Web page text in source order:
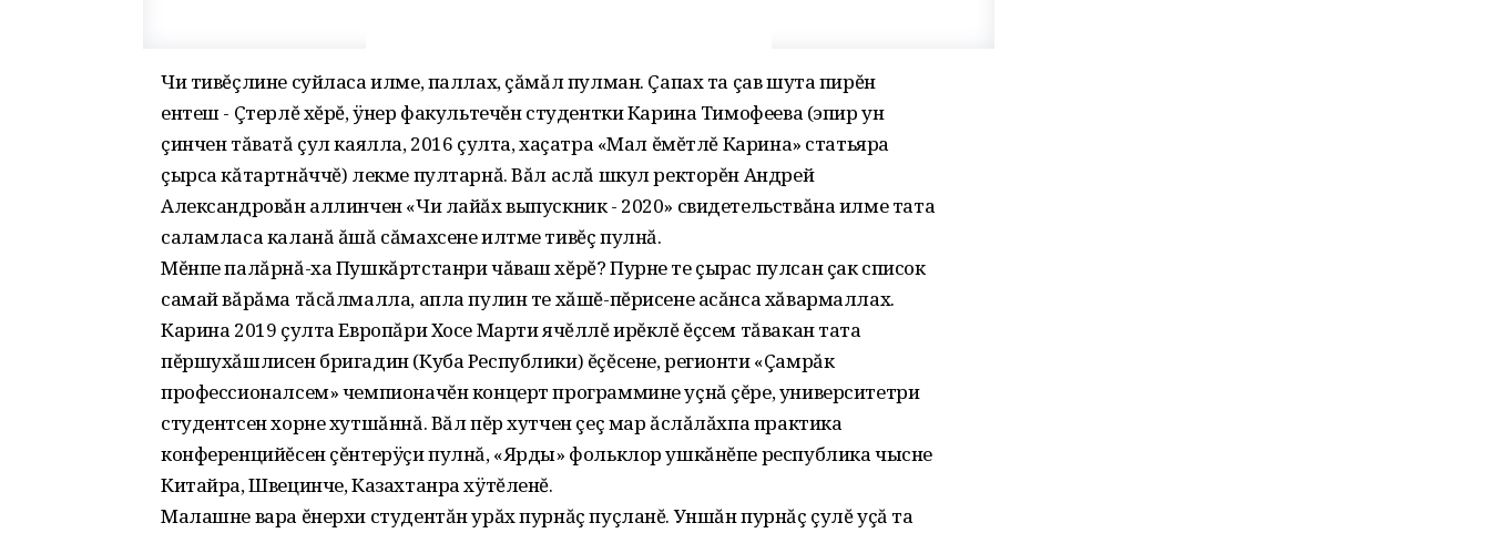
Чи тивĕçлине суйласа илме, паллах, çăмăл пулман. Çапах та çав шута пирĕн
ентеш - Çтерлĕ хĕрĕ, ÿнер факультечĕн студентки Карина Тимофеева (эпир ун
çинчен тăватă çул каялла, 2016 çулта, хаçатра «Мал ĕмĕтлĕ Карина» статьяра
çырса кăтартнăччĕ) лекме пултарнă. Вăл аслă шкул ректорĕн Андрей
Александровăн аллинчен «Чи лайăх выпускник - 2020» свидетельствăна илме тата
саламласа каланă ăшă сăмахсене илтме тивĕç пулнă.
Мĕнпе палăрнă-ха Пушкăртстанри чăваш хĕрĕ? Пурне те çырас пулсан çак список
самай вăрăма тăсăлмалла, апла пулин те хăшĕ-пĕрисене асăнса хăвармаллах.
Карина 2019 çулта Европăри Хосе Марти ячĕллĕ ирĕклĕ ĕçсем тăвакан тата
пĕршухăшлисен бригадин (Куба Республики) ĕçĕсене, регионти «Çамрăк
профессионалсем» чемпионачĕн концерт программине уçнă çĕре, университетри
студентсен хорне хутшăннă. Вăл пĕр хутчен çеç мар ăслăлăхпа практика
конференцийĕсен çĕнтерÿçи пулнă, «Ярды» фольклор ушкăнĕпе республика чысне
Китайра, Швецинче, Казахтанра хÿтĕленĕ.
Малашне вара ĕнерхи студентăн урăх пурнăç пуçланĕ. Уншăн пурнăç çулĕ уçă та